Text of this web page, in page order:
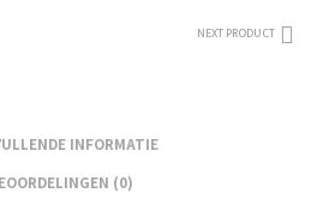
NEXT PRODUCT
INFORMATIE
(0)